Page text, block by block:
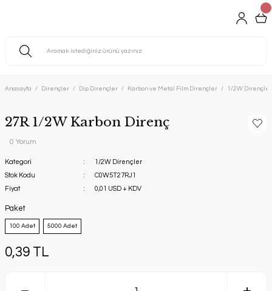
Anasayfa Dirençler Dip Dirençler Karbon ve Metal Film Dirençler 1/2W Dirençler
27R 1/2W Karbon Direnç
0 Yorum
Kategori
1/2W Dirençler
Stok Kodu
C0W5T27RJ1
Fiyat
0,01 USD + KDV
Paket
100 Adet 5000 Adet
0,39 TL